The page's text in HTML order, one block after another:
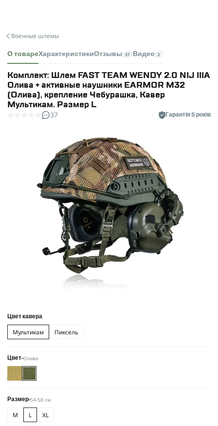
Военные шлемы
О товареХарактеристикиОтзывы 37 Видео 2
Комплект: Шлем FAST TEAM WENDY 2.0 NIJ IIIA
Олива + активные наушники EARMOR M32
(Олива), крепление Чебурашка, Кавер
Мультикам. Размер L
37 Гарантія 5 років
Цвет кавера
Мультикам Пиксель
Цвет Олива
Размер 54-58 см
M L XL